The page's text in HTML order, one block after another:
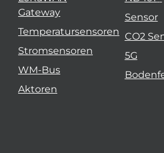
Gateway
Temperatursensoren
Stromsensoren
WM-Bus
Aktoren
Sensor
CO2
5G